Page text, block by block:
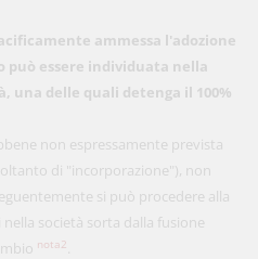
ammessa l'adozione
essere individuata nella
una delle quali detenga il 100%
non espressamente prevista
di "incorporazione"), non
si può procedere alla
società sorta dalla fusione
nota2